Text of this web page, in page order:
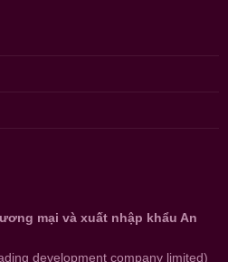
mại và xuất nhập khẩu An
development company limited)